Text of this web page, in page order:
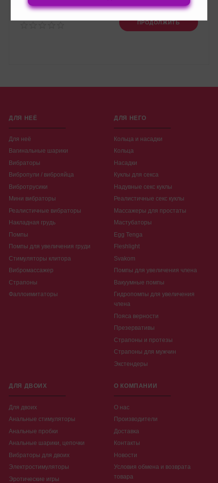
ПРОДОЛЖИТЬ
ДЛЯ НЕЁ
Для неё
Вагинальные шарики
Вибраторы
Вибропули / виброяйца
Вибротрусики
Мини вибраторы
Реалистичные вибраторы
Накладная грудь
Помпы
Помпы для увеличения груди
Стимуляторы клитора
Вибромассажер
Страпоны
Фаллоимитаторы
ДЛЯ НЕГО
Кольца и насадки
Кольца
Насадки
Куклы для секса
Надувные секс куклы
Реалистичные секс куклы
Массажеры для простаты
Мастубаторы
Egg Tenga
Fleshlight
Svakom
Помпы для увеличения члена
Вакуумные помпы
Гидропомпы для увеличения
члена
Пояса верности
Презервативы
Страпоны и протезы
Страпоны для мужчин
Экстендеры
ДЛЯ ДВОИХ
Для двоих
Анальные стимуляторы
Анальные пробки
Анальные шарики, цепочки
Вибраторы для двоих
Электростимуляторы
Эротические игры
О КОМПАНИИ
О нас
Производители
Доставка
Контакты
Новости
Условия обмена и возврата
товара